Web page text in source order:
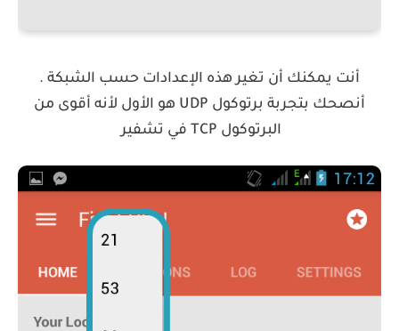
أنت يمكنك أن تغير هذه الإعدادات حسب الشبكة .
أنصحك بتجربة برتوكول UDP هو الأول لأنه أقوى من
البرتوكول TCP في تشفير